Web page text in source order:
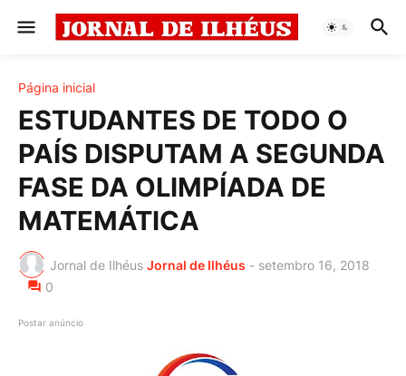
Página inicial
ESTUDANTES DE TODO O
PAÍS DISPUTAM A SEGUNDA
FASE DA OLIMPÍADA DE
MATEMÁTICA
Jornal de Ilhéus Jornal de Ilhéus - setembro 16, 2018
0
Postar anúncio